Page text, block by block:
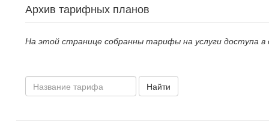
Архив тарифных планов
На этой странице собранны тарифы на услуги доступа
Найти